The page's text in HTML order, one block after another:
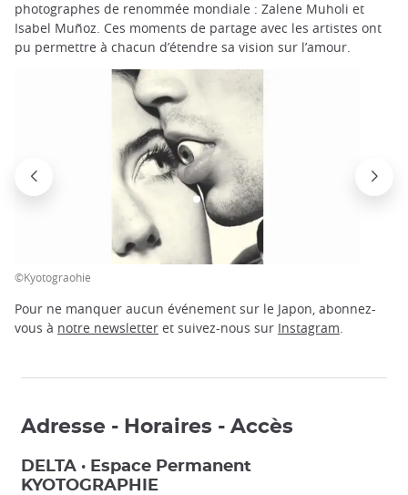
photographes de renommée mondiale : Zalene Muholi et
Isabel Muñoz. Ces moments de partage avec les artistes ont
pu permettre à chacun d’étendre sa vision sur l’amour.
©Kyotograohie
Pour ne manquer aucun événement sur le Japon, abonnez-
vous à notre newsletter et suivez-nous sur Instagram
Adresse - Horaires - Accès
DELTA · Espace Permanent
KYOTOGRAPHIE